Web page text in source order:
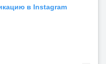
в Instagram